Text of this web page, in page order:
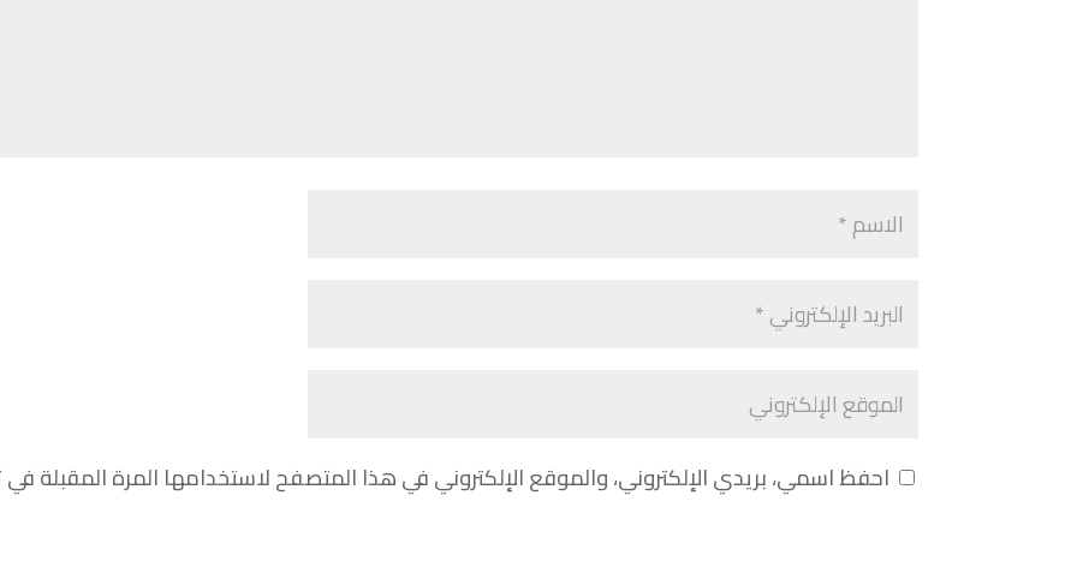
احفظ اسمي، بريدي الإلكتروني، والموقع الإلكتروني في هذا المتصفح لاستخدامها المرة المقبلة